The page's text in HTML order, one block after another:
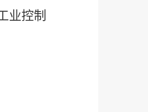
业控制